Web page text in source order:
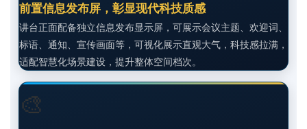
前置信息发布屏，彰显现代科技质感
讲台正面配备独立信息发布显示屏，可展示会议主题、欢迎词、
标语、通知、宣传画面等，可视化展示直观大气，科技感拉满，
适配智慧化场景建设，提升整体空间档次。
🎨